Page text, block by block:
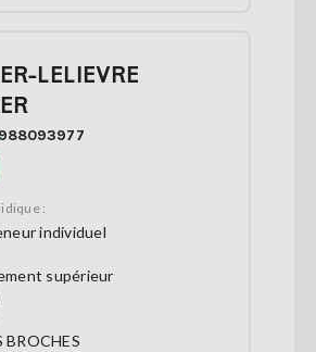
LELIEVRE
:
individuel
supérieur
BROCHES